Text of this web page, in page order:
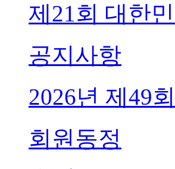
제21회 대한
공지사항
2026년 제49
회원동정